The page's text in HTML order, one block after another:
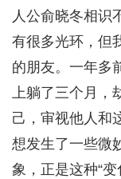
人公俞晓冬相识
有很多光环，但
的朋友。一年多
上躺了三个月，
己，审视他人和
想发生了一些
象，正是这种“变